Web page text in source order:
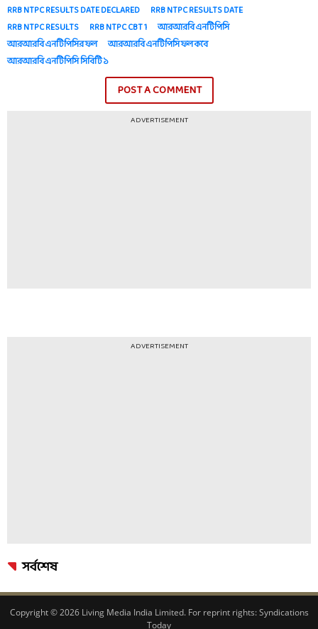
RRB NTPC RESULTS DATE DECLARED
RRB NTPC RESULTS DATE
RRB NTPC RESULTS
RRB NTPC CBT 1
আরআরবি এনটিপিসি
আরআরবি এনটিপিসির ফল
আরআরবি এনটিপিসি ফল কবে
আরআরবি এনটিপিসি সিবিটি ১
POST A COMMENT
ADVERTISEMENT
ADVERTISEMENT
সর্বশেষ
Copyright © 2026 Living Media India Limited. For reprint rights:Syndications
Today